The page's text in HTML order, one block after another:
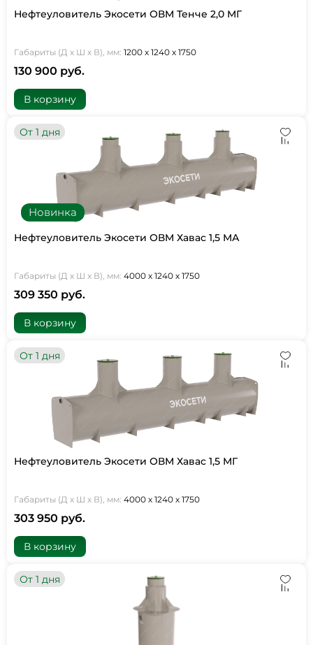
Нефтеуловитель Экосети ОВМ Тенче 2,0 МГ
Габариты (Д х Ш х В), мм: 1200 х 1240 х 1750
130 900 руб.
В корзину
Новинка
От 1 дня
Нефтеуловитель Экосети ОВМ Хавас 1,5 МА
Габариты (Д х Ш х В), мм: 4000 х 1240 х 1750
309 350 руб.
В корзину
От 1 дня
Нефтеуловитель Экосети ОВМ Хавас 1,5 МГ
Габариты (Д х Ш х В), мм: 4000 х 1240 х 1750
303 950 руб.
В корзину
От 1 дня